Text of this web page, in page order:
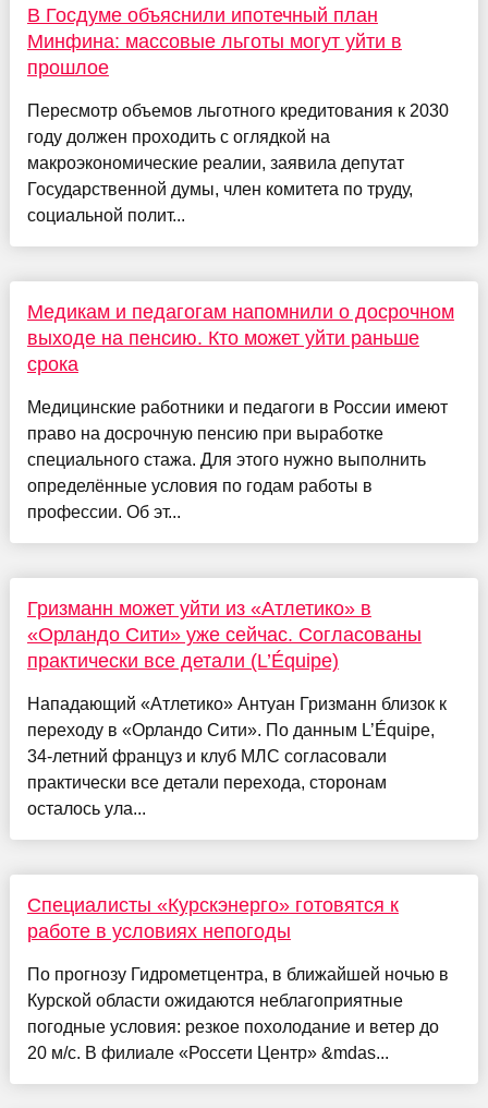
В Госдуме объяснили ипотечный план
Минфина: массовые льготы могут уйти в
прошлое
Пересмотр объемов льготного кредитования к 2030
году должен проходить с оглядкой на
макроэкономические реалии, заявила депутат
Государственной думы, член комитета по труду,
социальной полит...
Медикам и педагогам напомнили о досрочном
выходе на пенсию. Кто может уйти раньше
срока
Медицинские работники и педагоги в России имеют
право на досрочную пенсию при выработке
специального стажа. Для этого нужно выполнить
определённые условия по годам работы в
профессии. Об эт...
Гризманн может уйти из «Атлетико» в
«Орландо Сити» уже сейчас. Согласованы
практически все детали (L’Équipe)
Нападающий «Атлетико» Антуан Гризманн близок к
переходу в «Орландо Сити». По данным L’Équipe,
34-летний француз и клуб МЛС согласовали
практически все детали перехода, сторонам
осталось ула...
Специалисты «Курскэнерго» готовятся к
работе в условиях непогоды
По прогнозу Гидрометцентра, в ближайшей ночью в
Курской области ожидаются неблагоприятные
погодные условия: резкое похолодание и ветер до
20 м/c. В филиале «Россети Центр» &mdas...